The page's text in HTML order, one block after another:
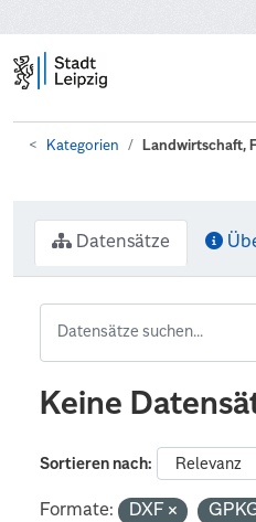
Kategorien Landwirtschaft,
Datensätze
Keine
Sortieren nach
Formate: DXF